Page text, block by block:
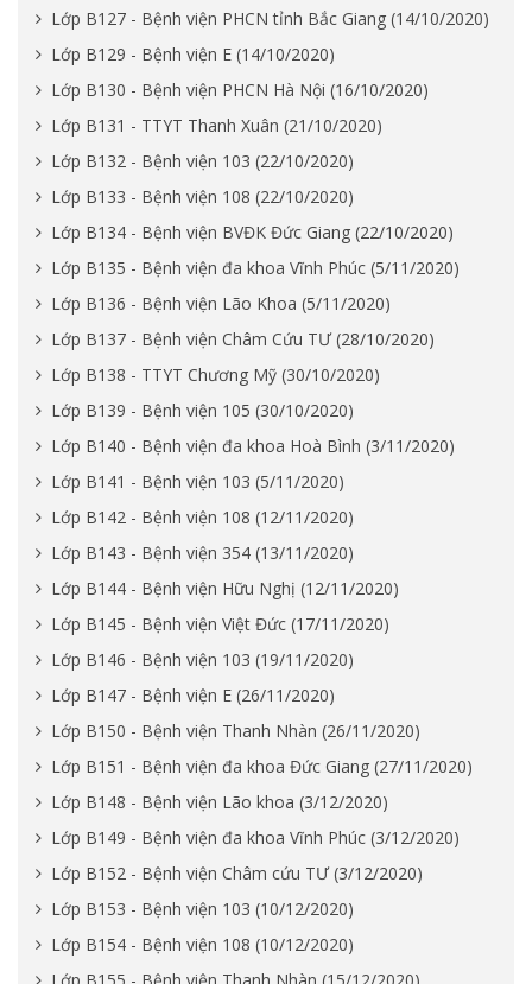
Lớp B127 - Bệnh viện PHCN tỉnh Bắc Giang (14/10/2020)
Lớp B129 - Bệnh viện E (14/10/2020)
Lớp B130 - Bệnh viện PHCN Hà Nội (16/10/2020)
Lớp B131 - TTYT Thanh Xuân (21/10/2020)
Lớp B132 - Bệnh viện 103 (22/10/2020)
Lớp B133 - Bệnh viện 108 (22/10/2020)
Lớp B134 - Bệnh viện BVĐK Đức Giang (22/10/2020)
Lớp B135 - Bệnh viện đa khoa Vĩnh Phúc (5/11/2020)
Lớp B136 - Bệnh viện Lão Khoa (5/11/2020)
Lớp B137 - Bệnh viện Châm Cứu TƯ (28/10/2020)
Lớp B138 - TTYT Chương Mỹ (30/10/2020)
Lớp B139 - Bệnh viện 105 (30/10/2020)
Lớp B140 - Bệnh viện đa khoa Hoà Bình (3/11/2020)
Lớp B141 - Bệnh viện 103 (5/11/2020)
Lớp B142 - Bệnh viện 108 (12/11/2020)
Lớp B143 - Bệnh viện 354 (13/11/2020)
Lớp B144 - Bệnh viện Hữu Nghị (12/11/2020)
Lớp B145 - Bệnh viện Việt Đức (17/11/2020)
Lớp B146 - Bệnh viện 103 (19/11/2020)
Lớp B147 - Bệnh viện E (26/11/2020)
Lớp B150 - Bệnh viện Thanh Nhàn (26/11/2020)
Lớp B151 - Bệnh viện đa khoa Đức Giang (27/11/2020)
Lớp B148 - Bệnh viện Lão khoa (3/12/2020)
Lớp B149 - Bệnh viện đa khoa Vĩnh Phúc (3/12/2020)
Lớp B152 - Bệnh viện Châm cứu TƯ (3/12/2020)
Lớp B153 - Bệnh viện 103 (10/12/2020)
Lớp B154 - Bệnh viện 108 (10/12/2020)